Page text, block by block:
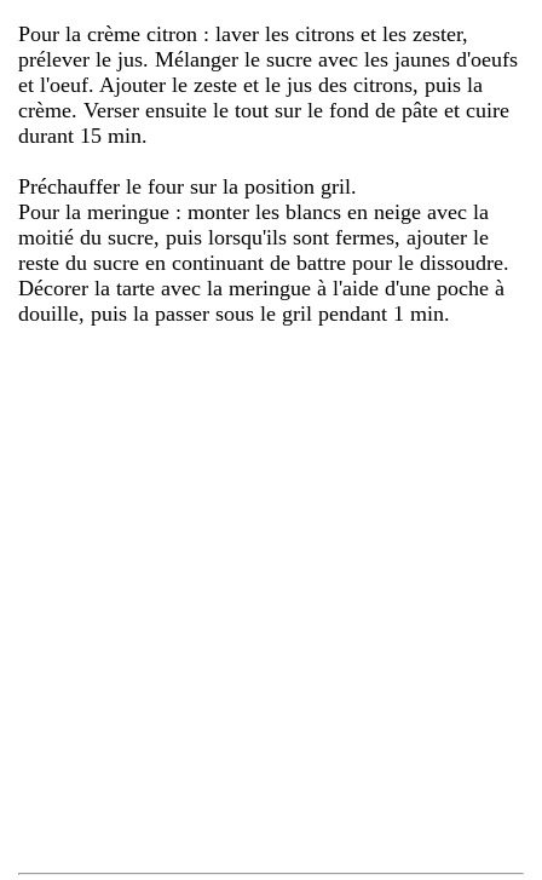
Pour la crème citron : laver les citrons et les zester,
prélever le jus. Mélanger le sucre avec les jaunes d'oeufs
et l'oeuf. Ajouter le zeste et le jus des citrons, puis la
crème. Verser ensuite le tout sur le fond de pâte et cuire
durant 15 min.
Préchauffer le four sur la position gril.
Pour la meringue : monter les blancs en neige avec la
moitié du sucre, puis lorsqu'ils sont fermes, ajouter le
reste du sucre en continuant de battre pour le dissoudre.
Décorer la tarte avec la meringue à l'aide d'une poche à
douille, puis la passer sous le gril pendant 1 min.